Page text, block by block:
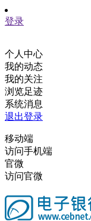
登录
个人中心
我的动态
我的关注
浏览足迹
系统消息
退出登录
移动端
访问手机端
官微
访问官微